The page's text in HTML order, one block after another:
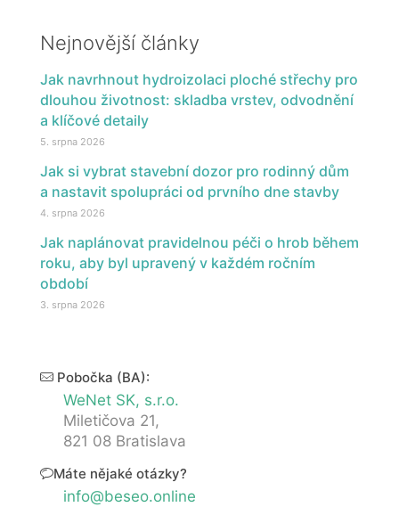
Nejnovější články
Jak navrhnout hydroizolaci ploché střechy pro
dlouhou životnost: skladba vrstev, odvodnění
a klíčové detaily
5. srpna 2026
Jak si vybrat stavební dozor pro rodinný dům
a nastavit spolupráci od prvního dne stavby
4. srpna 2026
Jak naplánovat pravidelnou péči o hrob během
roku, aby byl upravený v každém ročním
období
3. srpna 2026
Pobočka (BA):
WeNet SK, s.r.o.
Miletičova 21,
821 08 Bratislava
Máte nějaké otázky?
info@beseo.online